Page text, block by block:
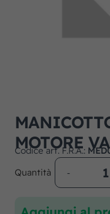
MOTORE VA
Codice art. F.R.A.:
Quantità